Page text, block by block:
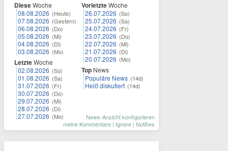
DieseWoche
08.08.2026 (Heute)
07.08.2026 (Gestern)
06.08.2026 (Do)
05.08.2026 (Mi)
04.08.2026 (Di)
03.08.2026 (Mo)
LetzteWoche
02.08.2026 (So)
01.08.2026 (Sa)
31.07.2026 (Fr)
30.07.2026 (Do)
29.07.2026 (Mi)
28.07.2026 (Di)
27.07.2026 (Mo)
VorletzteWoche
26.07.2026 (So)
25.07.2026 (Sa)
24.07.2026 (Fr)
23.07.2026 (Do)
22.07.2026 (Mi)
21.07.2026 (Di)
20.07.2026 (Mo)
Top News
Populäre News (14d)
Heiß diskutiert (14d)
News-Ansicht konfigurieren
meine Kommentare | Ignore | Notifies